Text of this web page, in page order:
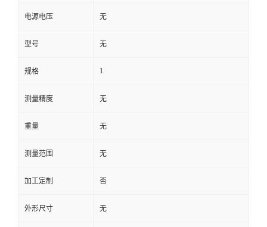
电源电压 无
型号 无
规格 1
测量精度 无
重量 无
测量范围 无
加工定制 否
外形尺寸 无